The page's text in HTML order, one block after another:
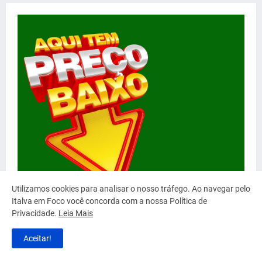
Utilizamos cookies para analisar o nosso tráfego. Ao navegar pelo
Italva em Foco você concorda com a nossa Política de
Privacidade. Leia Mais
Aceitar!